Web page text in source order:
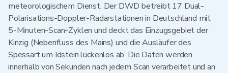
meteorologischem Dienst. Der DWD betreibt 17 Dual-
Polarisations-Doppler-Radarstationen in Deutschland mit
5-Minuten-Scan-Zyklen und deckt das Einzugsgebiet der
Kinzig (Nebenfluss des Mains) und die Ausläufer des
Spessart um Idstein lückenlos ab. Die Daten werden
innerhalb von Sekunden nach jedem Scan verarbeitet und an